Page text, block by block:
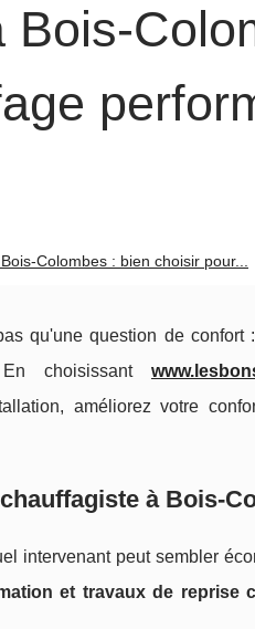
Bois-
Colombes : bien choisir pour...
qu'une question de
choisissant
améliorez votre
à Bois-
intervenant peut sembler
et travaux de reprise